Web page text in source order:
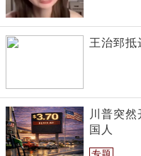
王治郅抵
川普突然
国人